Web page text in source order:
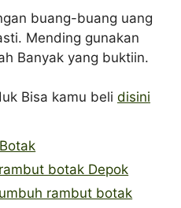
buang-buang uang
Mending gunakan
Banyak yang buktiin.
Bisa kamu beli disini
botak Depok
rambut botak